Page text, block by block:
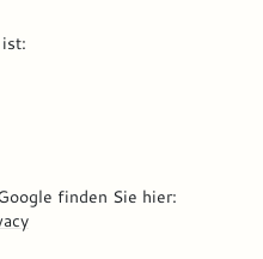
finden Sie hier: